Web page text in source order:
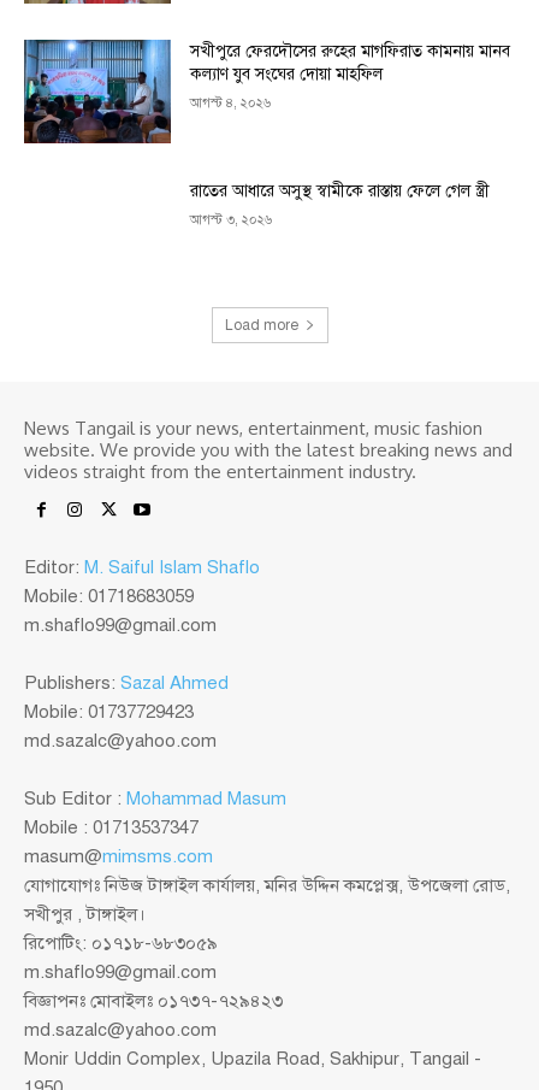
সখীপুরে ফেরদৌসের রুহের মাগফিরাত কামনায় মানব
কল্যাণ যুব সংঘের দোয়া মাহফিল
আগস্ট ৪, ২০২৬
রাতের আধারে অসুস্থ স্বামীকে রাস্তায় ফেলে গেল স্ত্রী
আগস্ট ৩, ২০২৬
Load more
News Tangail is your news, entertainment, music fashion
website. We provide you with the latest breaking news and
videos straight from the entertainment industry.
Editor: M. Saiful Islam Shaflo
Mobile: 01718683059
m.shaflo99@gmail.com
Publishers: Sazal Ahmed
Mobile: 01737729423
md.sazalc@yahoo.com
Sub Editor : Mohammad Masum
Mobile : 01713537347
masum@mimsms.com
যোগাযোগঃ নিউজ টাঙ্গাইল কার্যালয়, মনির উদ্দিন কমপ্লেক্স, উপজেলা রোড,
সখীপুর , টাঙ্গাইল।
রিপোটিং: ০১৭১৮-৬৮৩০৫৯
m.shaflo99@gmail.com
বিজ্ঞাপনঃ মোবাইলঃ ০১৭৩৭-৭২৯৪২৩
md.sazalc@yahoo.com
Monir Uddin Complex, Upazila Road, Sakhipur, Tangail -